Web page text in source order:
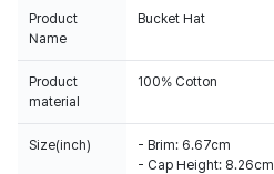
Product
Name
Bucket Hat
Product
material
100% Cotton
Size(inch)
- Brim: 6.67cm
- Cap Height: 8.26cm